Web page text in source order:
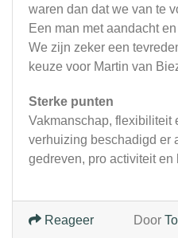
waren dan dat we van te
Een man met aandacht
We zijn zeker een
keuze voor Martin van
Sterke punten
Vakmanschap, flexibiliteit
verhuizing beschadigd er
gedreven, pro activiteit en
Door
Reageer